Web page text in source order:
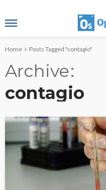
Home Posts Tagged "contagio"
Archive
contagio